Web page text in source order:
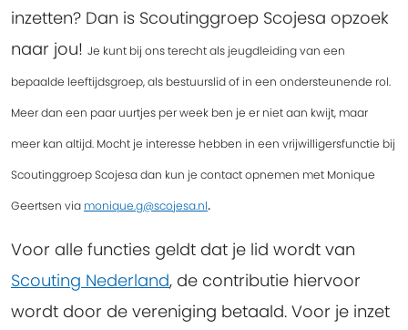
inzetten? Dan is Scoutinggroep Scojesa opzoek
naar jou! Je kunt bij ons terecht als jeugdleiding van een
bepaalde leeftijdsgroep, als bestuurslid of in een ondersteunende rol.
Meer dan een paar uurtjes per week ben je er niet aan kwijt, maar
meer kan altijd. Mocht je interesse hebben in een vrijwilligersfunctie bij
Scoutinggroep Scojesa dan kun je contact opnemen met Monique
Geertsen via monique.g@scojesa.nl.
Voor alle functies geldt dat je lid wordt van
Scouting Nederland, de contributie hiervoor
wordt door de vereniging betaald. Voor je inzet